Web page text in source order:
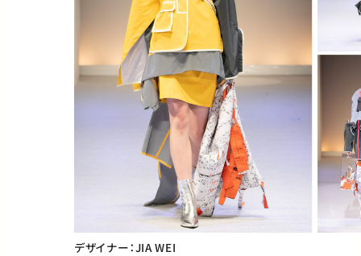
デザイナー：JIA WEI